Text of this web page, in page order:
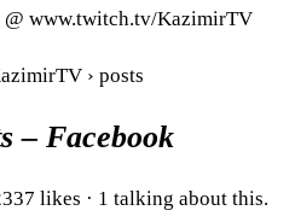
@ www.twitch.tv/KazimirTV
› posts
– Facebook
likes · 1 talking about this.